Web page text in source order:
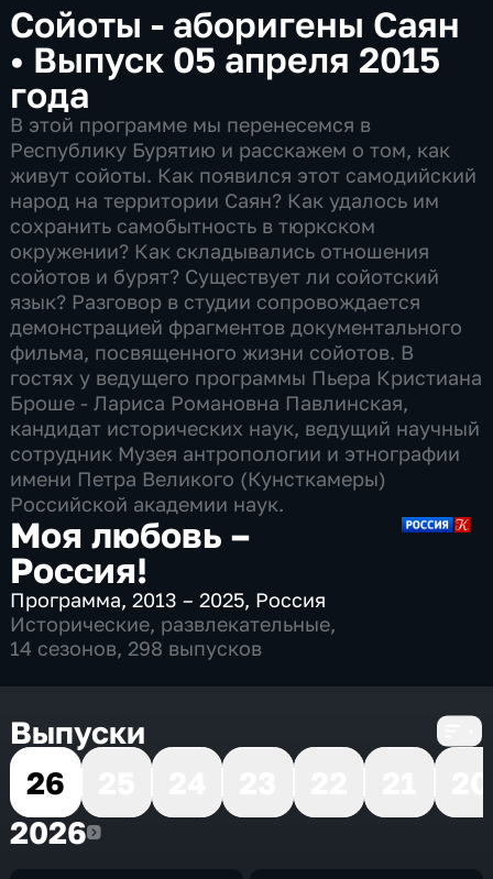
Сойоты - аборигены Саян
• Выпуск 05 апреля 2015
года
В этой программе мы перенесемся в
Республику Бурятию и расскажем о том, как
живут сойоты. Как появился этот самодийский
народ на территории Саян? Как удалось им
сохранить самобытность в тюркском
окружении? Как складывались отношения
сойотов и бурят? Существует ли сойотский
язык? Разговор в студии сопровождается
демонстрацией фрагментов документального
фильма, посвященного жизни сойотов. В
гостях у ведущего программы Пьера Кристиана
Броше - Лариса Романовна Павлинская,
кандидат исторических наук, ведущий научный
сотрудник Музея антропологии и этнографии
имени Петра Великого (Кунсткамеры)
Российской академии наук.
Моя любовь –
Россия!
Программа,2013 – 2025, Россия
Исторические, развлекательные,
14 сезонов, 298 выпусков
Выпуски
26
20262026